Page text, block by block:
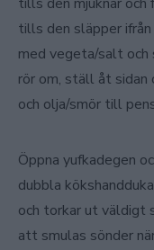
tills den släpper
med vegeta/salt och
rör om, ställ åt sidan
och olja/smör till
Öppna yufkadegen
dubbla
och torkar ut väldigt
att smulas sönder